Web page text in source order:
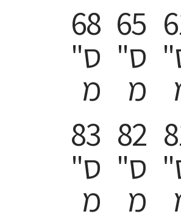
68
ס"
מ
83
ס"
מ
65
ס"
מ
82
ס"
מ